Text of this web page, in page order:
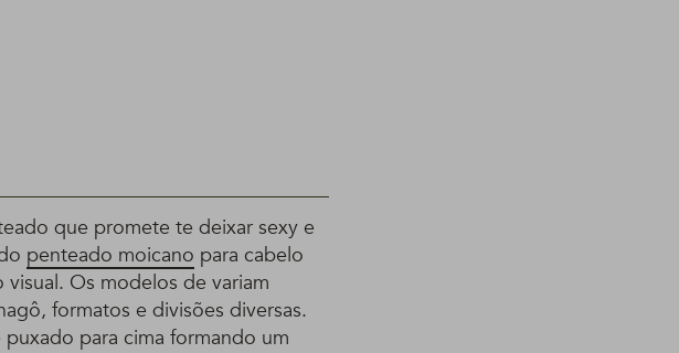
que promete te deixar sexy e
penteado moicano para cabelo
Os modelos de variam
formatos e divisões diversas.
para cima formando um